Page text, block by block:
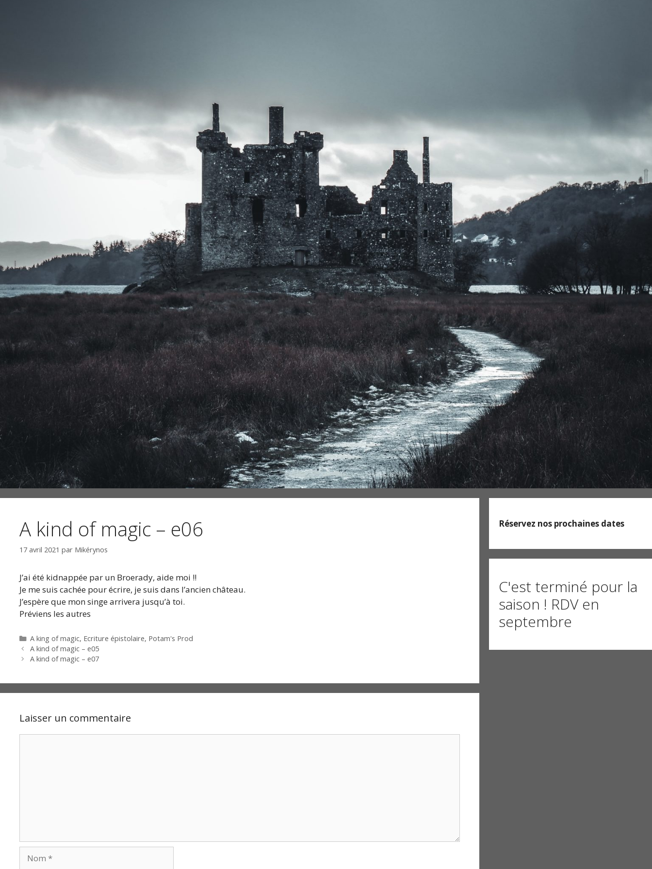
A kind of magic – e06
17 avril 2021 par Mikérynos
J’ai été kidnappée par un Broerady, aide moi !!
Je me suis cachée pour écrire, je suis dans l’ancien château.
J’espère que mon singe arrivera jusqu’à toi.
Préviens les autres
Catégories
A king of magic, Ecriture épistolaire, Potam's Prod
A kind of magic – e05
A kind of magic – e07
Laisser un commentaire
Réservez nos prochaines dates
C'est terminé pour la
saison ! RDV en
septembre